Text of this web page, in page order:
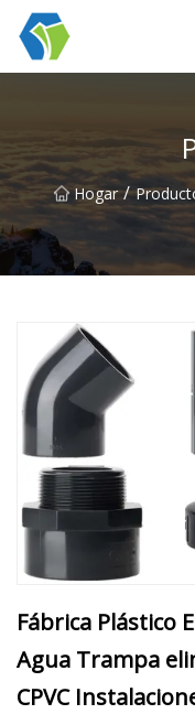
Grupo Co., Ltd
Hogar /
Fábrica Plástico
Agua Trampa
CPVC